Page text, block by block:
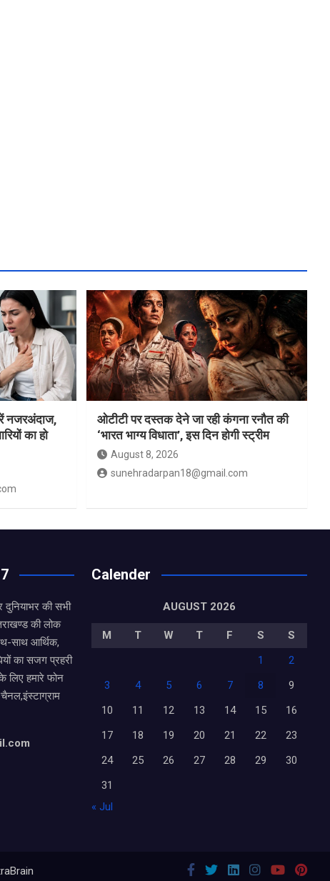
नजरअंदाज,
का हो
ओटीटी पर दस्तक देने जा रही कंगना रनौत की
‘भारत भाग्य विधाता’, इस दिन होगी स्ट्रीम
August 8, 2026
sunehradarpan18@gmail.com
की सभी
की लोक
साथ आर्थिक,
का सजग प्रहरी
हमारे फोन
Calender
AUGUST 2026
M T W T F S
S
1
2
3
4 5 6 7 8
9
10
11 12 13 14 15
16
17
18 19 20 21 22
23
24
25 26 27 28 29
30
31
« Jul